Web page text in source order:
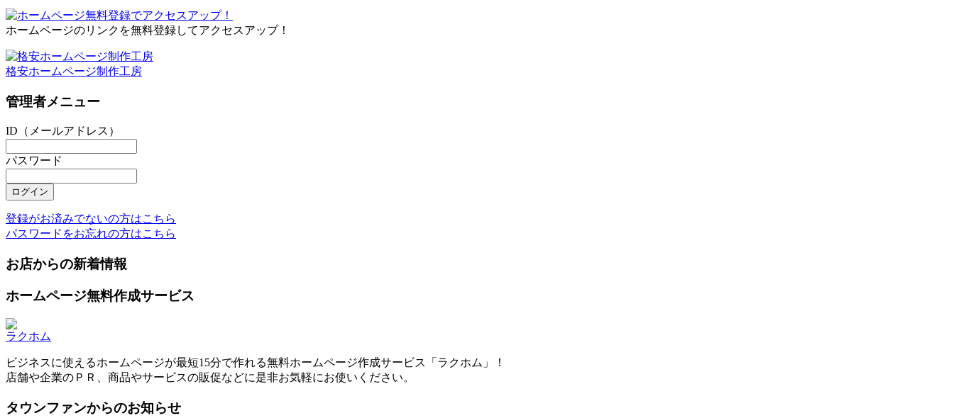
ホームページのリンクを無料登録してアクセスアップ！
格安ホームページ制作工房
管理者メニュー
ID（メールアドレス）
パスワード
登録がお済みでないの方はこちら
パスワードをお忘れの方はこちら
お店からの新着情報
ホームページ無料作成サービス
ラクホム
ビジネスに使えるホームページが最短15分で作れる無料ホームページ作成サービス「ラクホム」！
店舗や企業のＰＲ、商品やサービスの販促などに是非お気軽にお使いください。
タウンファンからのお知らせ